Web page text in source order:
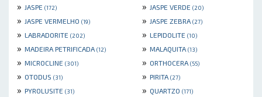
» JASPE (172) » JASPE VERDE (20)
» JASPE VERMELHO (19) » JASPE ZEBRA (27)
» LABRADORITE (202) » LEPIDOLITE (10)
» MADEIRA PETRIFICADA (12) » MALAQUITA (13)
» MICROCLINE (301) » ORTHOCERA (55)
» OTODUS (31) » PIRITA (27)
» PYROLUSITE (31) » QUARTZO (171)